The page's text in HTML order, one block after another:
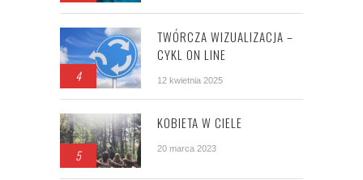
4
TWÓRCZA WIZUALIZACJA –
CYKL ON LINE
12 kwietnia 2025
5
KOBIETA W CIELE
20 marca 2023